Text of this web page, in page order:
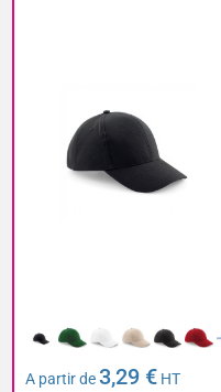
A partir de3,29 € HT